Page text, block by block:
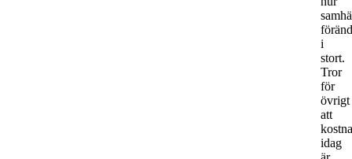
i
stort.
Tror
för
övrigt
att
idag